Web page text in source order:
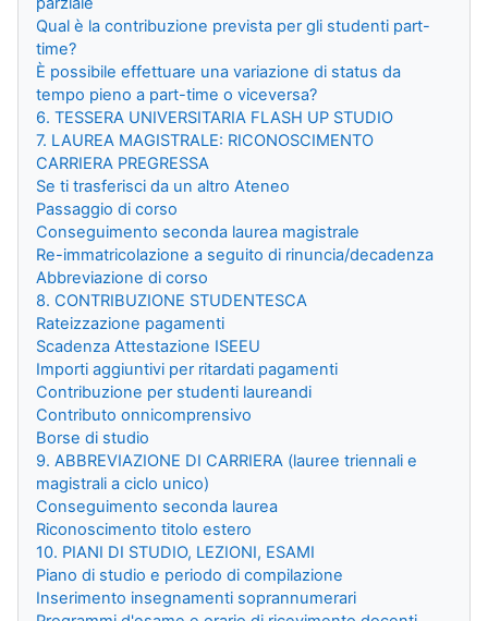
Qual è la contribuzione prevista per gli studenti part-
time?
È possibile effettuare una variazione di status da
tempo pieno a part-time o viceversa?
6. TESSERA UNIVERSITARIA FLASH UP STUDIO
7. LAUREA MAGISTRALE: RICONOSCIMENTO
CARRIERA PREGRESSA
Se ti trasferisci da un altro Ateneo
Passaggio di corso
Conseguimento seconda laurea magistrale
Re-immatricolazione a seguito di rinuncia/decadenza
Abbreviazione di corso
8. CONTRIBUZIONE STUDENTESCA
Rateizzazione pagamenti
Scadenza Attestazione ISEEU
Importi aggiuntivi per ritardati pagamenti
Contribuzione per studenti laureandi
Contributo onnicomprensivo
Borse di studio
9. ABBREVIAZIONE DI CARRIERA (lauree triennali e
magistrali a ciclo unico)
Conseguimento seconda laurea
Riconoscimento titolo estero
10. PIANI DI STUDIO, LEZIONI, ESAMI
Piano di studio e periodo di compilazione
Inserimento insegnamenti soprannumerari